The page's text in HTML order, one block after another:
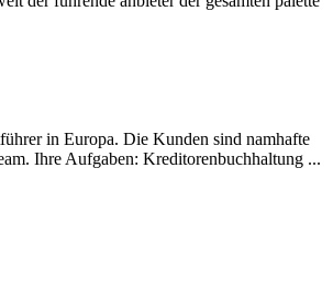
in Europa. Die Kunden sind namhafte
Ihre Aufgaben: Kreditorenbuchhaltung ...